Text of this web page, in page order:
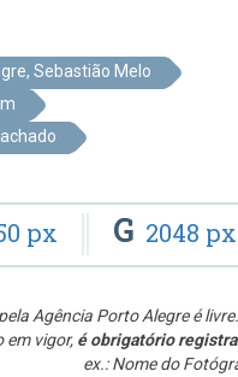
Sebastião Melo
px G 2048 px
Agência Porto Alegre é
em vigor, é obrigatório
ex.: Nome do